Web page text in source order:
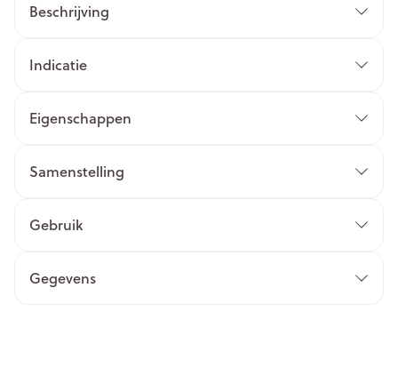
Beschrijving
Indicatie
Eigenschappen
Samenstelling
Gebruik
Gegevens